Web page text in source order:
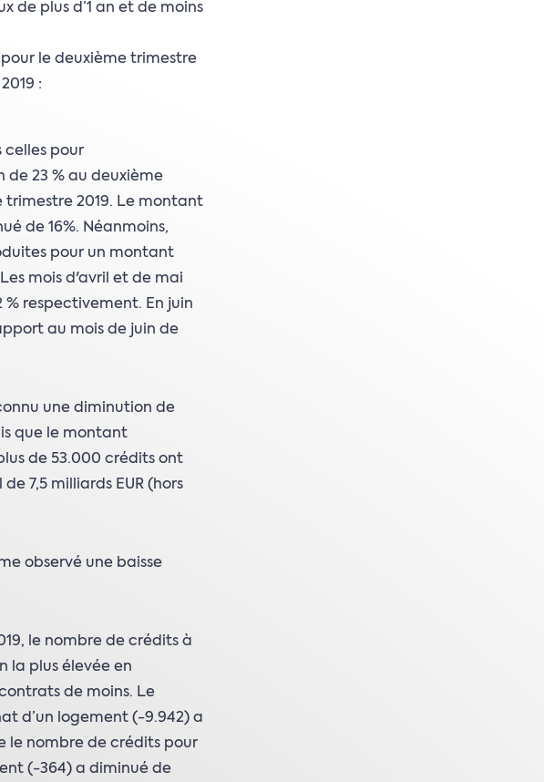
de plus d’1 an et de moins
le deuxième trimestre
:
celles pour
23 % au deuxième
2019. Le montant
de 16%. Néanmoins,
pour un montant
mois d'avril et de mai
respectivement. En juin
au mois de juin de
une diminution de
que le montant
de 53.000 crédits ont
7,5 milliards EUR (hors
observé une baisse
le nombre de crédits à
la plus élevée en
de moins. Le
d’un logement (-9.942) a
le nombre de crédits pour
(-364) a diminué de